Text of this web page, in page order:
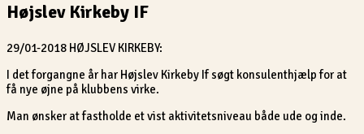
Højslev Kirkeby IF
29/01-2018 HØJSLEV KIRKEBY:
I det forgangne år har Højslev Kirkeby If søgt konsulenthjælp for at
få nye øjne på klubbens virke.
Man ønsker at fastholde et vist aktivitetsniveau både ude og inde.